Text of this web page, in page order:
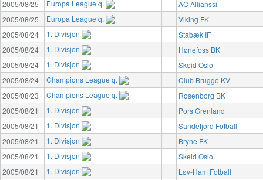
2005/08/25
Europa League q.
AC Allianssi
2005/08/25
Europa League q.
Viking FK
2005/08/24
1. Divisjon
Stabæk IF
2005/08/24
1. Divisjon
Hønefoss BK
2005/08/24
1. Divisjon
Skeid Oslo
2005/08/24
Champions League q.
Club Brugge KV
2005/08/23
Champions League q.
Rosenborg BK
2005/08/21
1. Divisjon
Pors Grenland
2005/08/21
1. Divisjon
Sandefjord Fotball
2005/08/21
1. Divisjon
Bryne FK
2005/08/21
1. Divisjon
Skeid Oslo
2005/08/21
1. Divisjon
Løv-Ham Fotball